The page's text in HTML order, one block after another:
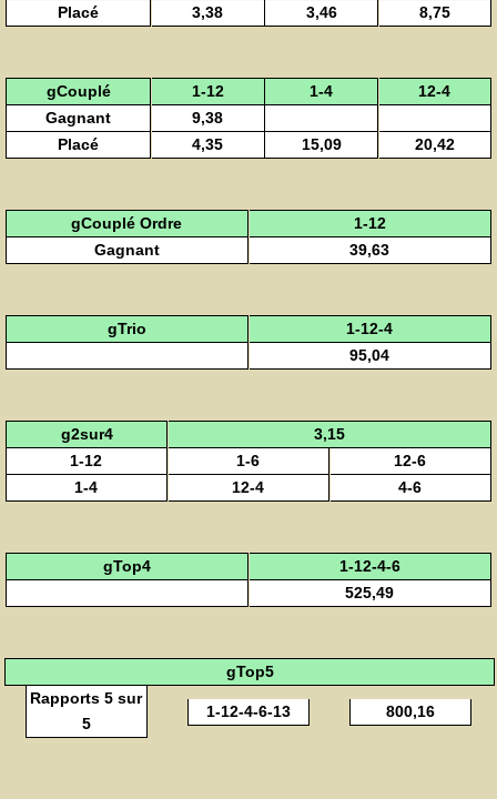
Placé
3,38 3,46 8,75
gCouplé 1-12 1-4
12-4
Gagnant
9,38
Placé
4,35 15,09 20,42
gCouplé Ordre
1-12
Gagnant
39,63
gTrio
1-12-4
95,04
g2sur4
3,15
1-12
1-6
12-6
1-4
12-4 4-6
gTop4
1-12-4-6
525,49
gTop5
Rapports 5 sur
5
1-12-4-6-13 800,16